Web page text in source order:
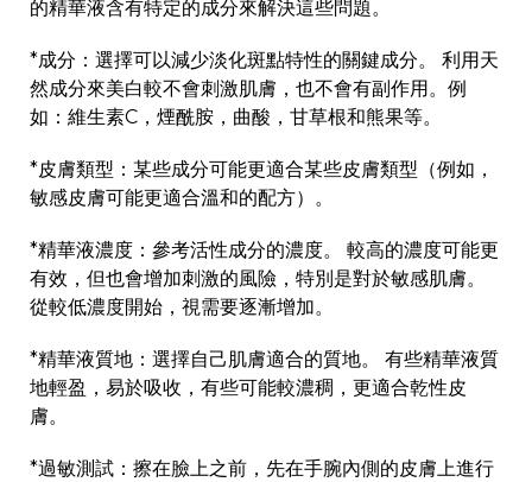
的精華液含有特定的成分來解決這些問題。
*成分：選擇可以減少淡化斑點特性的關鍵成分。 利用天
然成分來美白較不會刺激肌膚，也不會有副作用。例
如：維生素C，煙酰胺，曲酸，甘草根和熊果等。
*皮膚類型：某些成分可能更適合某些皮膚類型（例如，
敏感皮膚可能更適合溫和的配方）。
*精華液濃度：參考活性成分的濃度。 較高的濃度可能更
有效，但也會增加刺激的風險，特別是對於敏感肌膚。
從較低濃度開始，視需要逐漸增加。
*精華液質地：選擇自己肌膚適合的質地。 有些精華液質
地輕盈，易於吸收，有些可能較濃稠，更適合乾性皮
膚。
*過敏測試：擦在臉上之前，先在手腕內側的皮膚上進行